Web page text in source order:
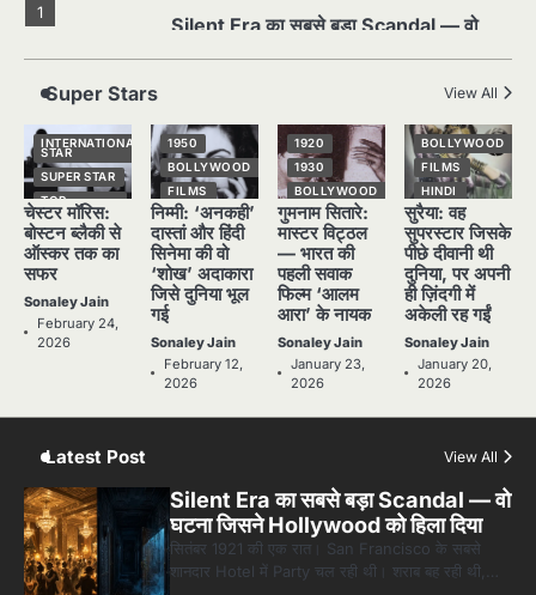
1
Silent Era का सबसे बड़ा Scandal — वो
2
पसीने और खून से लिखी गई मूक सिनेमा की कहानी:
शुरुआती दौर की खतरनाक हकीकत
Sonaley Jain
3
जब एक बादशाह को भीड़ में खड़ा होना पड़ा —
The Last Command (1928) Review
“क्या आपने वो फ़िल्म देखी है जिसने आज़ाद कोरिया
5
5 Horror Films जो आपको रात को अकेले नहीं
देखनी चाहिए — पर देखेंगे ज़रूर
Sonaley Jain
Super Stars View All
INTERNATIONAL
STAR
SUPER STAR
TOP
STORIES
चेस्टर मॉरिस:
बोस्टन ब्लैकी से
ऑस्कर तक का
सफर
Sonaley Jain
February 24,
2026
1950
BOLLYWOOD
FILMS
HINDI
NATIONAL
STAR
POPULAR
SUPER STAR
TOP
निम्मी: ‘अनकही’
दास्तां और हिंदी
सिनेमा की वो
‘शोख’ अदाकारा
जिसे दुनिया भूल
गई
Sonaley Jain
February 12,
2026
1920
1930
BOLLYWOOD
HINDI
NATIONAL
STAR
OLD FILMS
SUPER STAR
TOP
गुमनाम सितारे:
मास्टर विट्ठल
— भारत की
पहली सवाक
फिल्म ‘आलम
आरा’ के नायक
Sonaley Jain
January 23,
2026
BOLLYWOOD
FILMS
HINDI
NATIONAL
SUPER STAR
TOP
STORIES
सुरैया: वह
सुपरस्टार जिसके
पीछे दीवानी थी
दुनिया, पर अपनी
ही ज़िंदगी में
अकेली रह गईं
Sonaley Jain
January 20,
2026
Latest Post View All
Silent Era का सबसे बड़ा Scandal — वो
घटना जिसने Hollywood को हिला दिया
सितंबर 1921 की एक रात। San Francisco के सबसे
शानदार Hotel में Party चल रही थी। शराब बह रही थी,…